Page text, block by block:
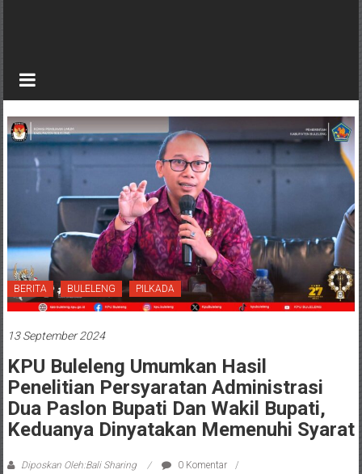
BERITA BULELENG PILKADA
13 September 2024
KPU Buleleng Umumkan Hasil
Penelitian Persyaratan Administrasi
Dua Paslon Bupati Dan Wakil Bupati,
Keduanya Dinyatakan Memenuhi Syarat
Diposkan Oleh:Bali Sharing
0 Komentar